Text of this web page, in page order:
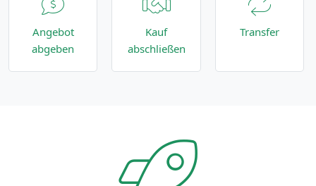
Angebot
abgeben
Kauf
abschließen
Transfer